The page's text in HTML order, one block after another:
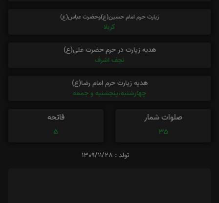
زیارت حرم امام حسین(ع)وحضرت عباس(ع)
کربلا
هدیه زیارت در حرم حضرت علی(ع)
نجف اشرف
هدیه زیارت حرم امام رضا(ع)
چهارشنبه،پنجشنبه و جمعه
صلوات شمار
35
فاتحه
5
تولد : 1309/11/28